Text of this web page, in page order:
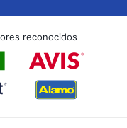
reconocidos